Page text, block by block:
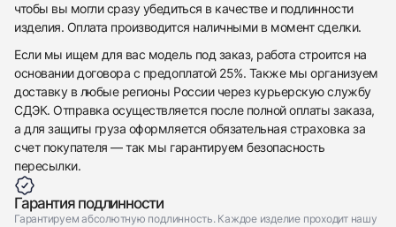
чтобы вы могли сразу убедиться в качестве и подлинности
изделия. Оплата производится наличными в момент сделки.
Если мы ищем для вас модель под заказ, работа строится на
основании договора с предоплатой 25%. Также мы организуем
доставку в любые регионы России через курьерскую службу
СДЭК. Отправка осуществляется после полной оплаты заказа,
а для защиты груза оформляется обязательная страховка за
счет покупателя — так мы гарантируем безопасность
пересылки.
Гарантия подлинности
Гарантируем абсолютную подлинность. Каждое изделие проходит нашу